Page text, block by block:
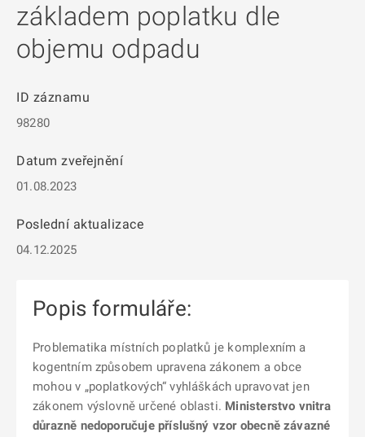
základem poplatku dle
objemu odpadu
ID záznamu
98280
Datum zveřejnění
01.08.2023
Poslední aktualizace
04.12.2025
Popis formuláře:
Problematika místních poplatků je komplexním a
kogentním způsobem upravena zákonem a obce
mohou v „poplatkových“ vyhláškách upravovat jen
zákonem výslovně určené oblasti. Ministerstvo vnitra
důrazně nedoporučuje příslušný vzor obecně závazné